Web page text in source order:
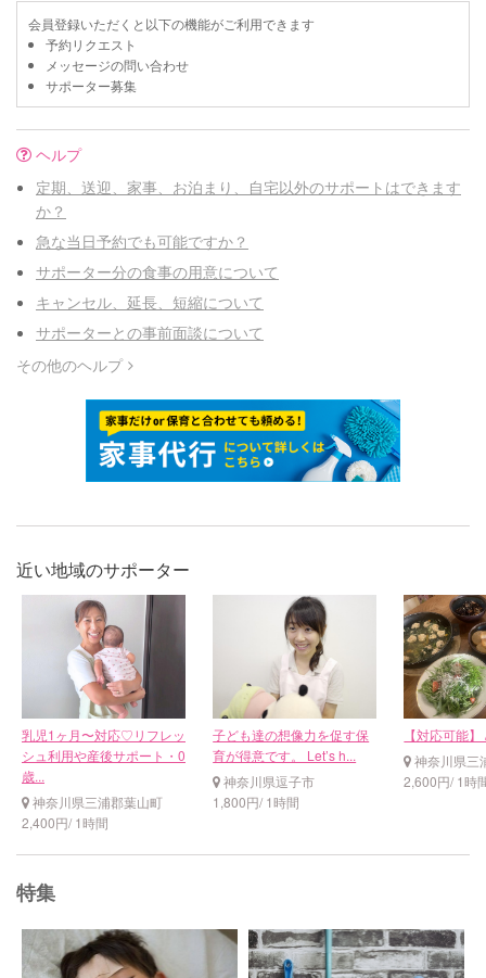
会員登録いただくと以下の機能がご利用できます
予約リクエスト
メッセージの問い合わせ
サポーター募集
ヘルプ
定期、送迎、家事、お泊まり、自宅以外のサポートはできます
か？
急な当日予約でも可能ですか？
サポーター分の食事の用意について
キャンセル、延長、短縮について
サポーターとの事前面談について
その他のヘルプ
近い地域のサポーター
乳児1ヶ月〜対応♡リフレッ
シュ利用や産後サポート・0
歳...
神奈川県三浦郡葉山町
2,400円/ 1時間
子ども達の想像力を促す保
育が得意です。 Let’s h...
神奈川県逗子市
1,800円/ 1時間
【対応可能
神奈川県三
2,600円/ 1時
特集